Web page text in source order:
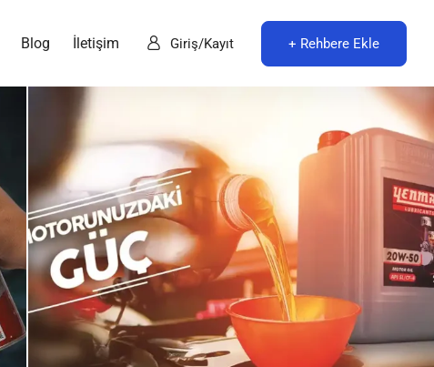
Blog İletişim Giriş/Kayıt + Rehbere Ekle